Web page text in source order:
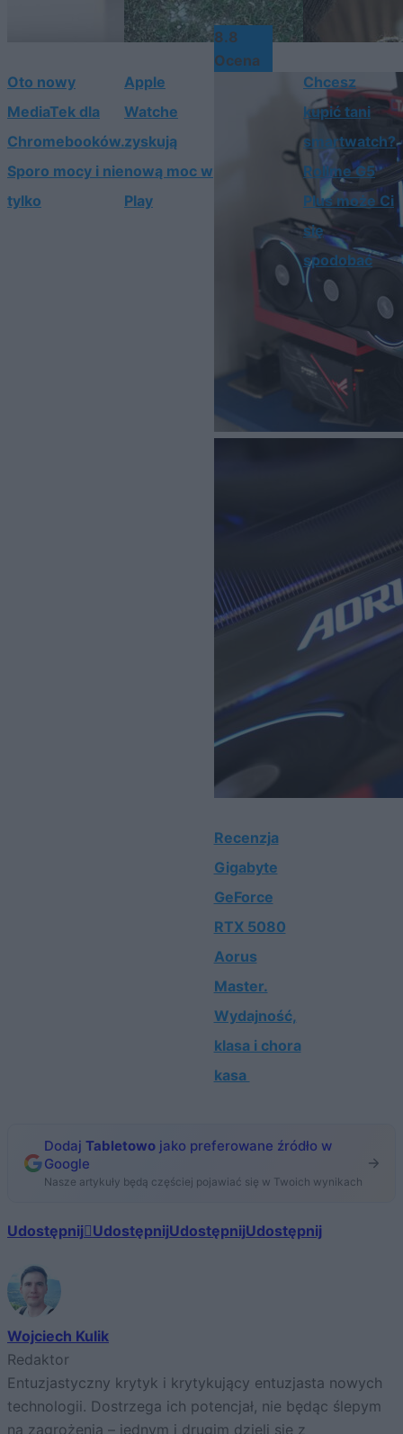
Oto nowy
MediaTek dla
Chromebooków.
Sporo mocy i nie
tylko
Apple
Watche
zyskują
nową moc w
Play
8.8
Ocena
Recenzja
Gigabyte
GeForce
RTX 5080
Aorus
Master.
Wydajność,
klasa i chora
kasa
Chcesz
kupić tani
smartwatch?
Rollme G5
Plus może Ci
się
spodobać
Dodaj Tabletowo jako preferowane źródło w
Google
Nasze artykuły będą częściej pojawiać się w Twoich wynikach
Udostępnij UdostępnijUdostępnijUdostępnij
Wojciech Kulik
Redaktor
Entuzjastyczny krytyk i krytykujący entuzjasta nowych
technologii. Dostrzega ich potencjał, nie będąc ślepym
na zagrożenia – jednym i drugim dzieli się z